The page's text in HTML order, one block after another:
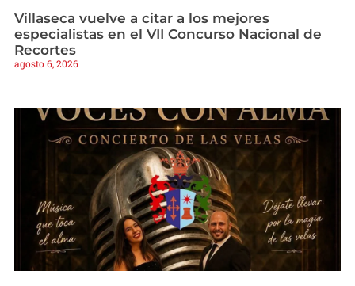
Villaseca vuelve a citar a los mejores
especialistas en el VII Concurso Nacional de
Recortes
agosto 6, 2026